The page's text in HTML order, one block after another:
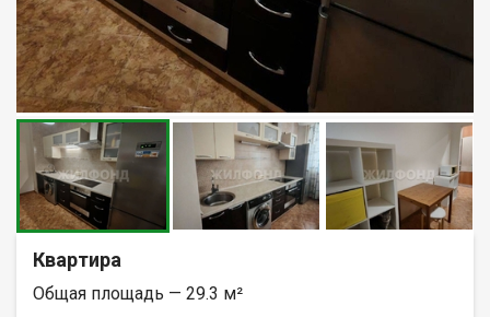
Квартира
Общая площадь — 29.3 м²